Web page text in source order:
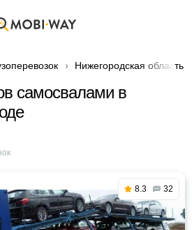
Нижегородская область
самосвалами в
8.3 32